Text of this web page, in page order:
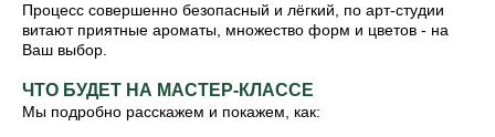
Процесс совершенно безопасный и лёгкий, по арт-студии
витают приятные ароматы, множество форм и цветов - на
Ваш выбор.
ЧТО БУДЕТ НА МАСТЕР-КЛАССЕ
Мы подробно расскажем и покажем, как: